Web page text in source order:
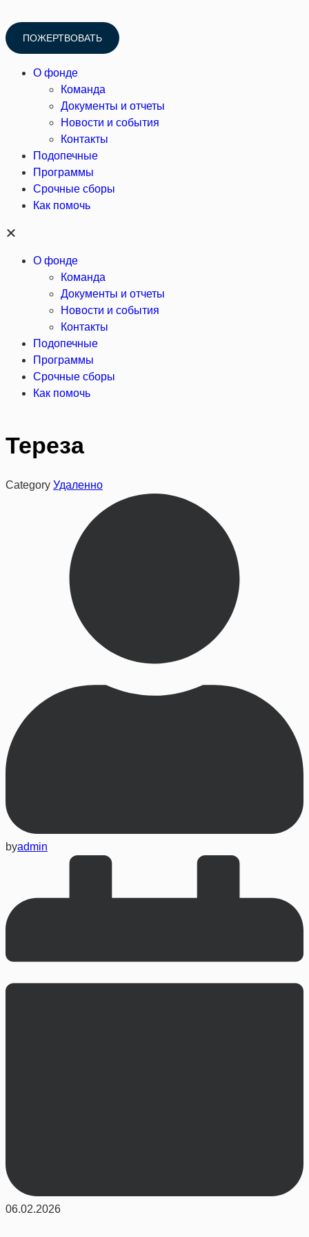
ПОЖЕРТВОВАТЬ
О фонде
Команда
Документы и отчеты
Новости и события
Контакты
Подопечные
Программы
Срочные сборы
Как помочь
О фонде
Команда
Документы и отчеты
Новости и события
Контакты
Подопечные
Программы
Срочные сборы
Как помочь
Тереза
Category Удаленно
byadmin
06.02.2026